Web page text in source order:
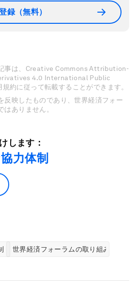
録（無料）
事は、Creative Commons Attribution-
4.0 International Public
約に従って転載することができます。
反映したものであり、世界経済フォー
はありません。
します：
力体制
世界経済フォーラムの取り組み